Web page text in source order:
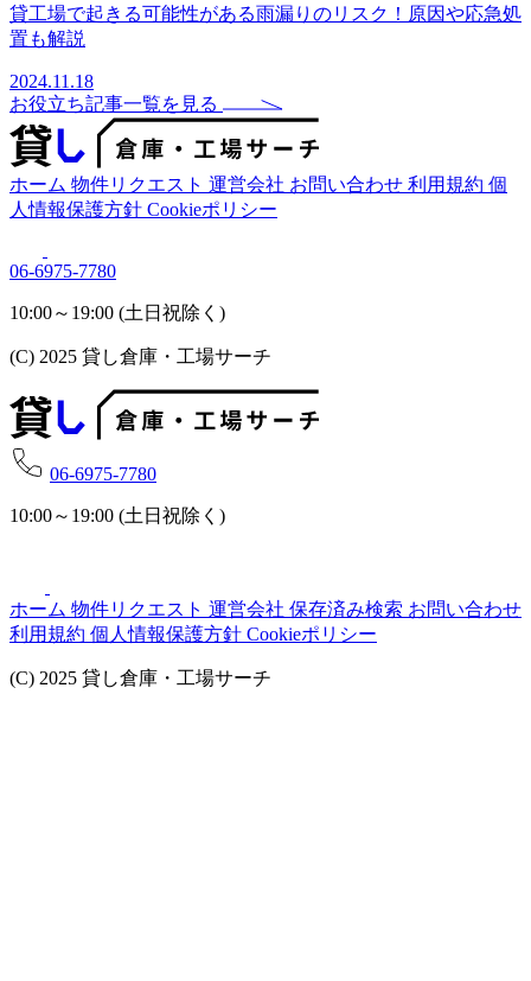
貸工場で起きる可能性がある雨漏りのリスク！原因や応急処
置も解説
2024.11.18
お役立ち記事一覧を見る
ホーム 物件リクエスト 運営会社 お問い合わせ 利用規約 個
人情報保護方針 Cookieポリシー
06-6975-7780
10:00～19:00 (土日祝除く)
(C) 2025 貸し倉庫・工場サーチ
06-6975-7780
10:00～19:00 (土日祝除く)
ホーム 物件リクエスト 運営会社 保存済み検索 お問い合わせ
利用規約 個人情報保護方針 Cookieポリシー
(C) 2025 貸し倉庫・工場サーチ